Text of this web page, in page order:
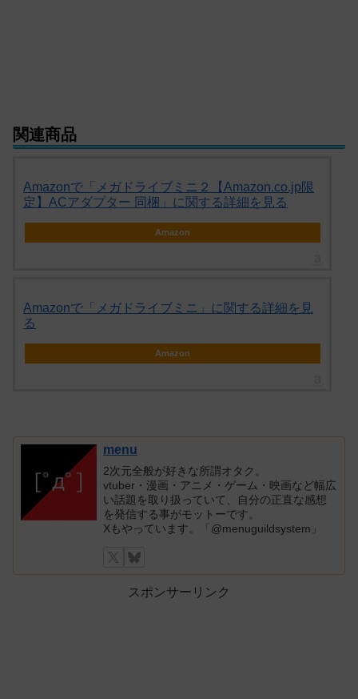
関連商品
Amazonで「メガドライブミニ２【Amazon.co.jp限
定】ACアダプター 同梱」に関する詳細を見る
Amazon
Amazonで「メガドライブミニ」に関する詳細を見
る
Amazon
menu
2次元全般が好きな所謂オタク。
vtuber・漫画・アニメ・ゲーム・映画など幅広
い話題を取り扱っていて、自分の正直な感想
を発信する事がモットーです。
Xもやっています。「@menuguildsystem」
スポンサーリンク